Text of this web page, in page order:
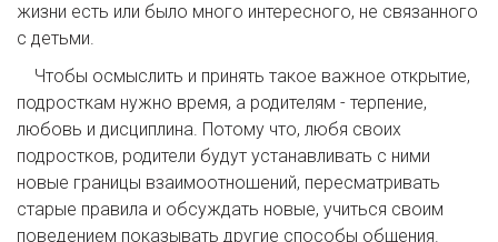
жизни есть или было много интересного, не связанного
с детьми.
Чтобы осмыслить и принять такое важное открытие,
подросткам нужно время, а родителям - терпение,
любовь и дисциплина. Потому что, любя своих
подростков, родители будут устанавливать с ними
новые границы взаимоотношений, пересматривать
старые правила и обсуждать новые, учиться своим
поведением показывать другие способы общения.